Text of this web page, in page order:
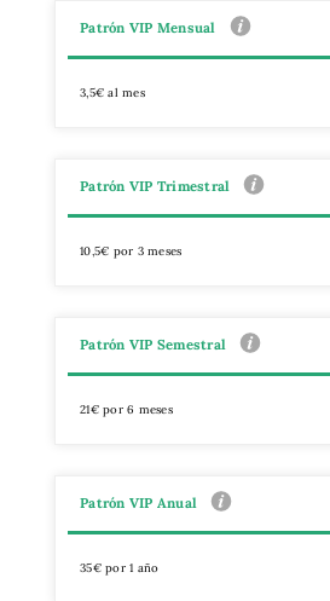
Patrón VIP Mensual
3,5€ al mes
Patrón VIP Trimestral
10,5€ por 3 meses
Patrón VIP Semestral
21€ por 6 meses
Patrón VIP Anual
35€ por 1 año